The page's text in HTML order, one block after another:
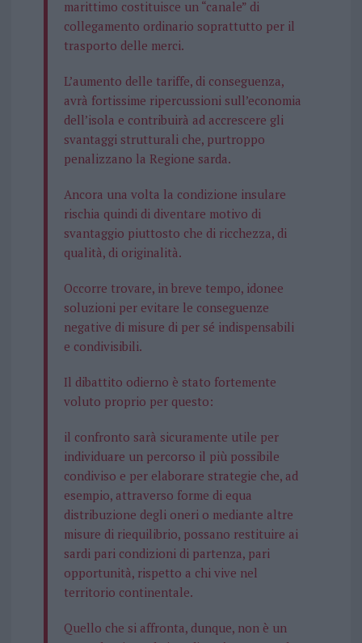
marittimo costituisce un “canale” di
collegamento ordinario soprattutto per il
trasporto delle merci.
L’aumento delle tariffe, di conseguenza,
avrà fortissime ripercussioni sull’economia
dell’isola e contribuirà ad accrescere gli
svantaggi strutturali che, purtroppo
penalizzano la Regione sarda.
Ancora una volta la condizione insulare
rischia quindi di diventare motivo di
svantaggio piuttosto che di ricchezza, di
qualità, di originalità.
Occorre trovare, in breve tempo, idonee
soluzioni per evitare le conseguenze
negative di misure di per sé indispensabili
e condivisibili.
Il dibattito odierno è stato fortemente
voluto proprio per questo:
il confronto sarà sicuramente utile per
individuare un percorso il più possibile
condiviso e per elaborare strategie che, ad
esempio, attraverso forme di equa
distribuzione degli oneri o mediante altre
misure di riequilibrio, possano restituire ai
sardi pari condizioni di partenza, pari
opportunità, rispetto a chi vive nel
territorio continentale.
Quello che si affronta, dunque, non è un